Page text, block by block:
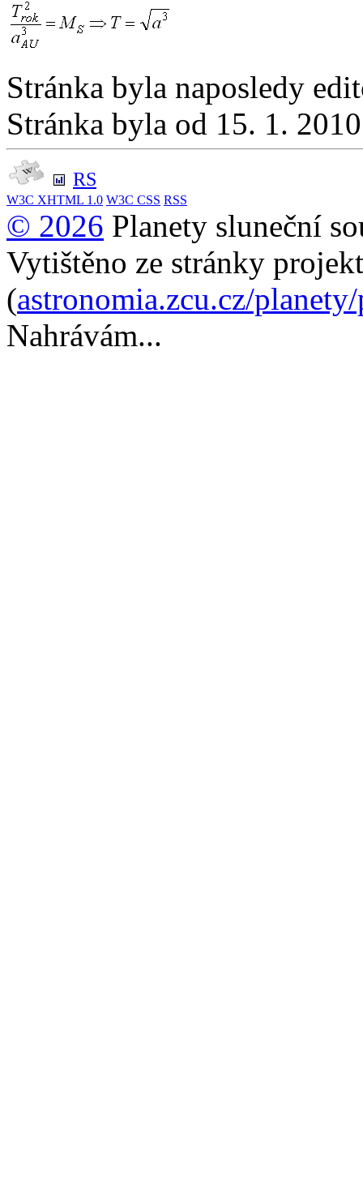
Stránka byla naposledy
Stránka byla od 15. 1.
RS
W3C XHTML 1.0 W3C CSS RSS
© 2026 Planety sluneční
Vytištěno ze stránky
(astronomia.zcu.cz/
Nahrávám...